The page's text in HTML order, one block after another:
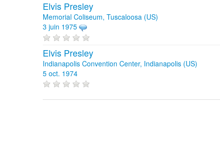
Elvis Presley
Memorial Coliseum, Tuscaloosa (US)
3 juin 1975
Elvis Presley
Indianapolis Convention Center, Indianapolis (US)
5 oct. 1974